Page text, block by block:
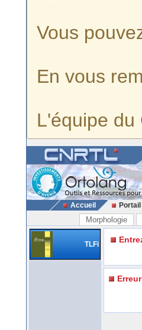
Vous
En vous
L'équipe du
Accueil
Morphologie
TLFi
Erreur